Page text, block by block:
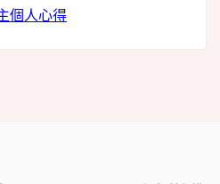
個人心得